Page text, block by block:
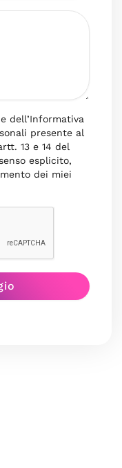
dell’Informativa
presente al
13 e 14 del
esplicito,
dei miei